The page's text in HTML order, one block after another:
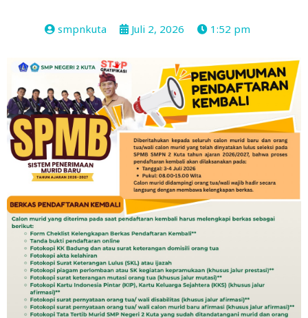
smpnkuta Juli 2, 2026 1:52 pm